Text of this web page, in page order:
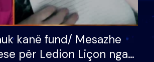
kanë fund/ Mesazhe
për Ledion Liçon nga